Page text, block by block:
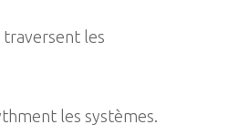
traversent les
les systèmes.